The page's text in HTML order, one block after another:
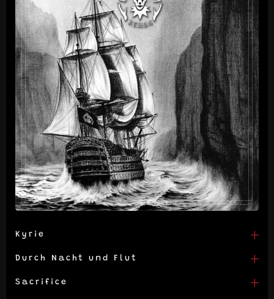
Kyrie
Durch Nacht und Flut
Sacrifice